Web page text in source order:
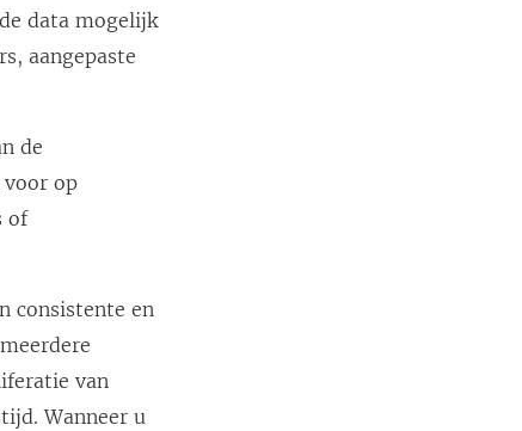
o
r
i
n
n
n
i
e
data mogelijk
aangepaste
de
voor op
of
consistente en
van
Wanneer u